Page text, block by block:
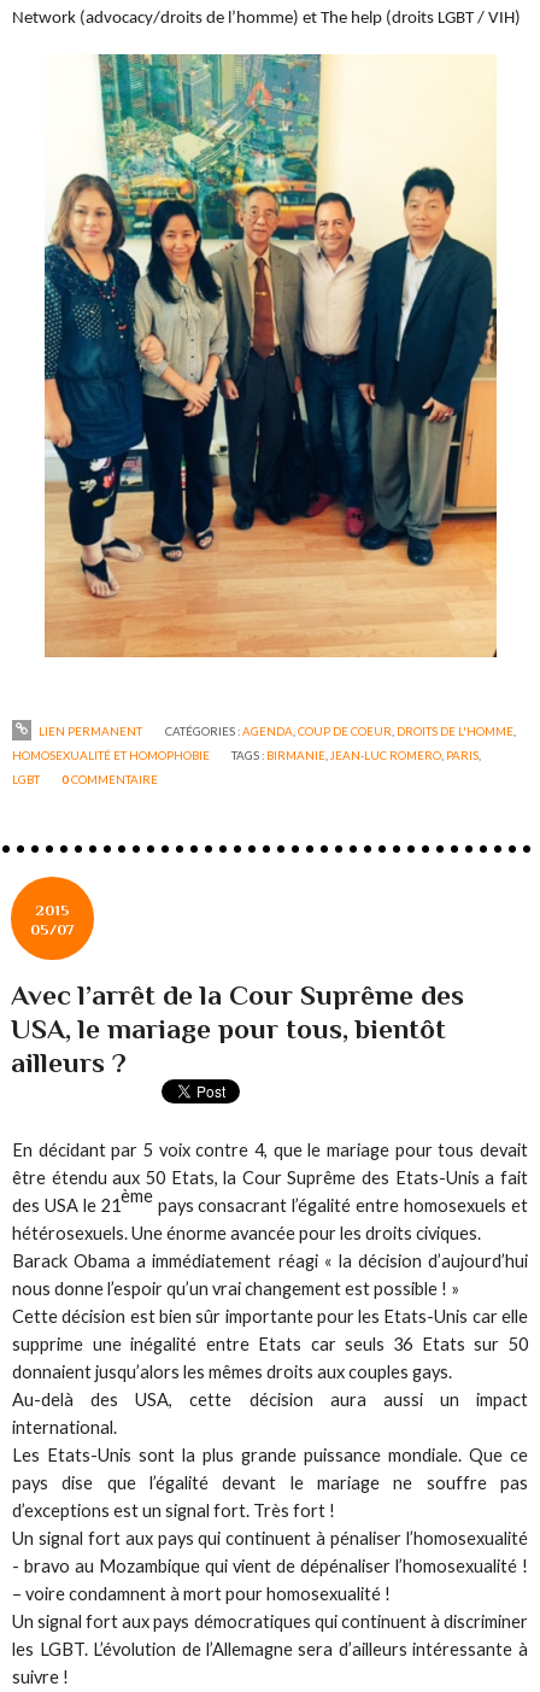
Network (advocacy/droits de l’homme) et The help (droits LGBT / VIH)
LIEN PERMANENT CATÉGORIES :AGENDA COUP DE COEUR DROITS DE L'HOMME,
HOMOSEXUALITÉ ET HOMOPHOBIE
TAGS : BIRMANIE JEAN-LUC ROMERO PARIS
LGBT
0COMMENTAIRE
2015
05/07
Avec l’arrêt de la Cour Suprême des
USA, le mariage pour tous, bientôt
ailleurs ?
En décidant par 5 voix contre 4, que le mariage pour tous devait
être étendu aux 50 Etats, la Cour Suprême des Etats-Unis a fait
des USA le 21ème pays consacrant l’égalité entre homosexuels et
hétérosexuels. Une énorme avancée pour les droits civiques.
Barack Obama a immédiatement réagi « la décision d’aujourd’hui
nous donne l’espoir qu’un vrai changement est possible ! »
Cette décision est bien sûr importante pour les Etats-Unis car elle
supprime une inégalité entre Etats car seuls 36 Etats sur 50
donnaient jusqu’alors les mêmes droits aux couples gays.
Au-delà des USA, cette décision aura aussi un impact
international.
Les Etats-Unis sont la plus grande puissance mondiale. Que ce
pays dise que l’égalité devant le mariage ne souffre pas
d’exceptions est un signal fort. Très fort !
Un signal fort aux pays qui continuent à pénaliser l’homosexualité
- bravo au Mozambique qui vient de dépénaliser l’homosexualité !
– voire condamnent à mort pour homosexualité !
Un signal fort aux pays démocratiques qui continuent à discriminer
les LGBT. L’évolution de l’Allemagne sera d’ailleurs intéressante à
suivre !